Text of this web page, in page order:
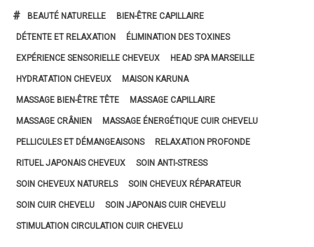
BEAUTÉ NATURELLE BIEN-ÊTRE CAPILLAIRE
DÉTENTE ET RELAXATION ÉLIMINATION DES TOXINES
EXPÉRIENCE SENSORIELLE CHEVEUX HEAD SPA MARSEILLE
HYDRATATION CHEVEUX MAISON KARUNA
MASSAGE BIEN-ÊTRE TÊTE MASSAGE CAPILLAIRE
MASSAGE CRÂNIEN MASSAGE ÉNERGÉTIQUE CUIR CHEVELU
PELLICULES ET DÉMANGEAISONS RELAXATION PROFONDE
RITUEL JAPONAIS CHEVEUX SOIN ANTI-STRESS
SOIN CHEVEUX NATURELS SOIN CHEVEUX RÉPARATEUR
SOIN CUIR CHEVELU SOIN JAPONAIS CUIR CHEVELU
STIMULATION CIRCULATION CUIR CHEVELU